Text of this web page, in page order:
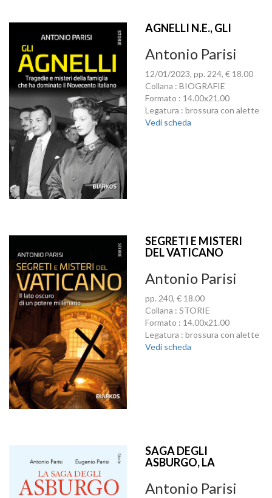
AGNELLI N.E., GLI
Antonio Parisi
12/01/2023, pp. 224, € 18.00
Collana : BIOGRAFIE
Formato : 14.00x21.00
Legatura : brossura con alette
Vedi scheda
SEGRETI E MISTERI
DEL VATICANO
Antonio Parisi
pp. 240, € 18.00
Collana : STORIE
Formato : 14.00x21.00
Legatura : brossura con alette
Vedi scheda
SAGA DEGLI
ASBURGO, LA
Antonio Parisi